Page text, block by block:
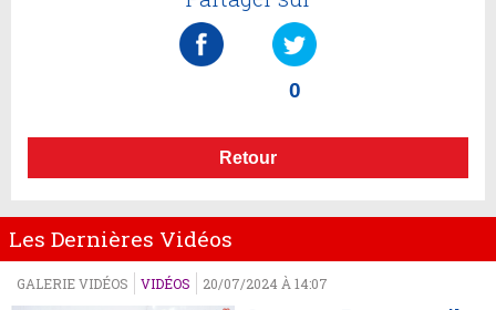
0
Retour
Les Dernières Vidéos
GALERIE VIDÉOS VIDÉOS 20/07/2024 À 14:07